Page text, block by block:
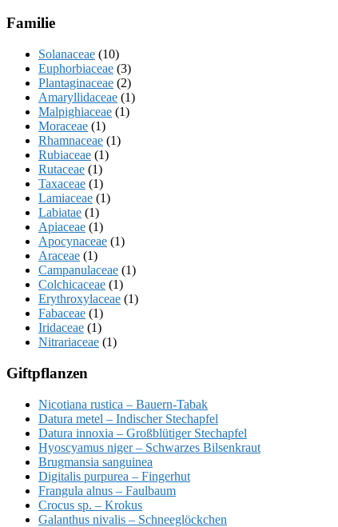
Familie
Solanaceae (10)
Euphorbiaceae (3)
Plantaginaceae (2)
Amaryllidaceae (1)
Malpighiaceae (1)
Moraceae (1)
Rhamnaceae (1)
Rubiaceae (1)
Rutaceae (1)
Taxaceae (1)
Lamiaceae (1)
Labiatae (1)
Apiaceae (1)
Apocynaceae (1)
Araceae (1)
Campanulaceae (1)
Colchicaceae (1)
Erythroxylaceae (1)
Fabaceae (1)
Iridaceae (1)
Nitrariaceae (1)
Giftpflanzen
Nicotiana rustica – Bauern-Tabak
Datura metel – Indischer Stechapfel
Datura innoxia – Großblütiger Stechapfel
Hyoscyamus niger – Schwarzes Bilsenkraut
Brugmansia sanguinea
Digitalis purpurea – Fingerhut
Frangula alnus – Faulbaum
Crocus sp. – Krokus
Galanthus nivalis – Schneeglöckchen